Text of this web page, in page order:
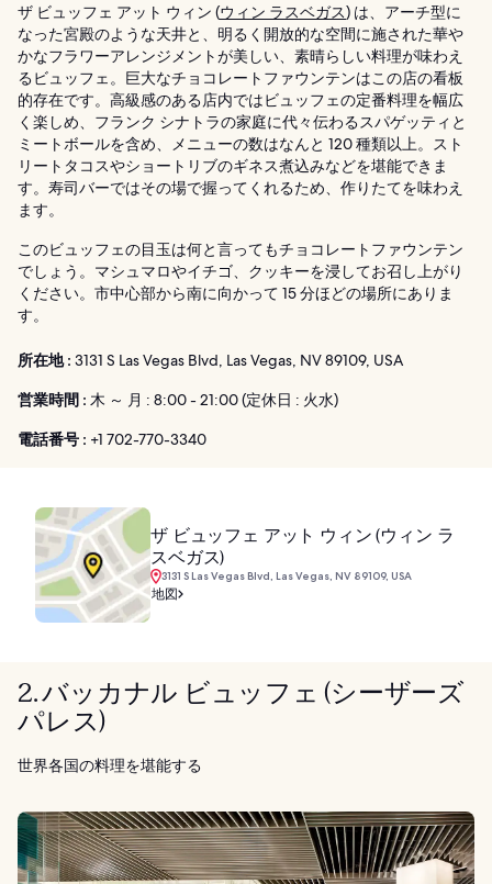
ザ ビュッフェ アット ウィン (ウィン ラスベガス) は、アーチ型に
なった宮殿のような天井と、明るく開放的な空間に施された華や
かなフラワーアレンジメントが美しい、素晴らしい料理が味わえ
るビュッフェ。巨大なチョコレートファウンテンはこの店の看板
的存在です。高級感のある店内ではビュッフェの定番料理を幅広
く楽しめ、フランク シナトラの家庭に代々伝わるスパゲッティと
ミートボールを含め、メニューの数はなんと 120 種類以上。スト
リートタコスやショートリブのギネス煮込みなどを堪能できま
す。寿司バーではその場で握ってくれるため、作りたてを味わえ
ます。
このビュッフェの目玉は何と言ってもチョコレートファウンテン
でしょう。マシュマロやイチゴ、クッキーを浸してお召し上がり
ください。市中心部から南に向かって 15 分ほどの場所にありま
す。
所在地 : 3131 S Las Vegas Blvd, Las Vegas, NV 89109, USA
営業時間 : 木 ～ 月 : 8:00 - 21:00 (定休日 : 火水)
電話番号 : +1 702-770-3340
ザ ビュッフェ アット ウィン (ウィン ラ
スベガス)
3131 S Las Vegas Blvd, Las Vegas, NV 89109, USA
地図
2. バッカナル ビュッフェ (シーザーズ
パレス)
世界各国の料理を堪能する